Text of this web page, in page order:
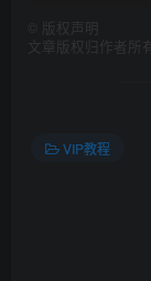
版权声明
文章版权归作者所
VIP教程